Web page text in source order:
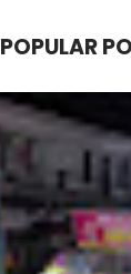
POPULAR